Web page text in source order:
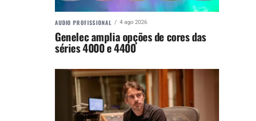
AUDIO PROFISSIONAL 4 ago 2026
Genelec amplia opções de cores das
séries 4000 e 4400